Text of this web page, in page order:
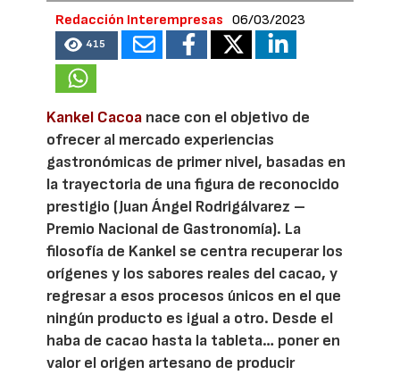
Redacción Interempresas 06/03/2023
415
Kankel Cacoa nace con el objetivo de
ofrecer al mercado experiencias
gastronómicas de primer nivel, basadas en
la trayectoria de una figura de reconocido
prestigio (Juan Ángel Rodrigálvarez –
Premio Nacional de Gastronomía). La
filosofía de Kankel se centra recuperar los
orígenes y los sabores reales del cacao, y
regresar a esos procesos únicos en el que
ningún producto es igual a otro. Desde el
haba de cacao hasta la tableta… poner en
valor el origen artesano de producir